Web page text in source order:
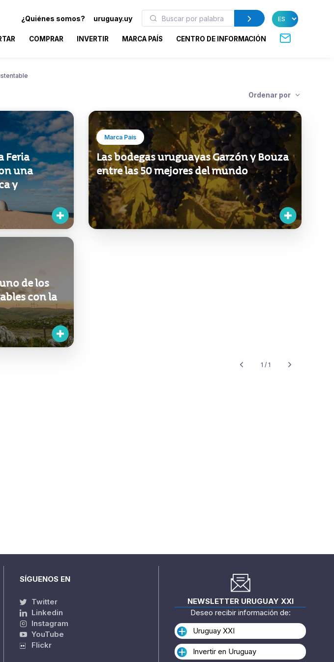
¿Quiénes somos? uruguay.uy
COMPRAR INVERTIR MARCA PAÍS CENTRO DE INFORMACIÓN
Ordenar por
Feria
una
y
Marca País
Las bodegas uruguayas Garzón y Bouza
entre las 50 mejores del mundo
de los
con la
1 / 1
SÍGUENOS EN
Twitter
Linkedin
Instagram
YouTube
Flickr
NEWSLETTER URUGUAY XXI
Deseo recibir información de:
Uruguay XXI
Invertir en Uruguay